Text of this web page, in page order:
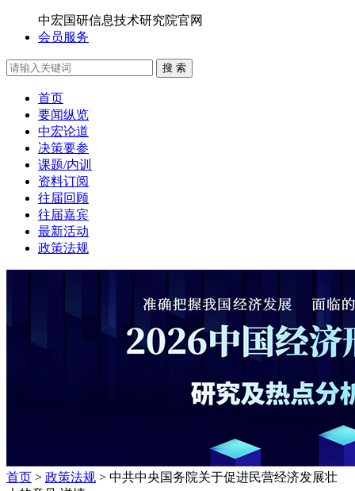
中宏国研信息技术研究院官网
会员服务
搜 索
首页
要闻纵览
中宏论道
决策要参
课题/内训
资料订阅
往届回顾
往届嘉宾
最新活动
政策法规
首页 > 政策法规 > 中共中央国务院关于促进民营经济发展壮